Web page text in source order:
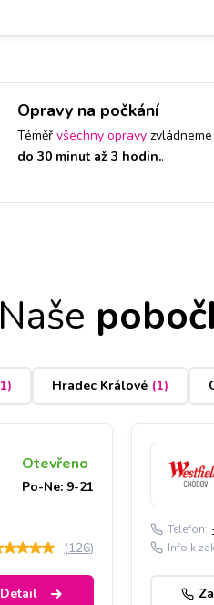
Opravy na počkání
Téměř všechny opravy zvládneme
do 30 minut až 3 hodin..
Naše
1) Hradec Králové (1)
Otevřeno
Po-Ne: 9-21
(126)
Detail
Telefon:
Info k